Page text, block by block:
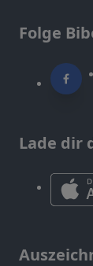
Folge
Lade dir